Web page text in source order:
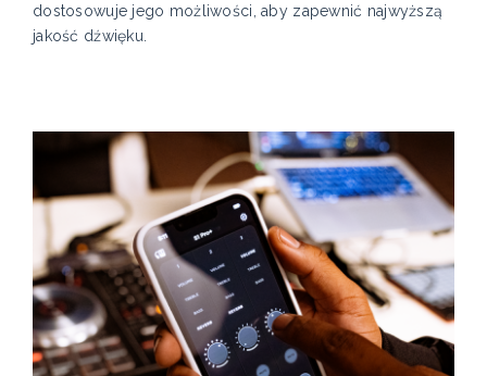
dostosowuje jego możliwości, aby zapewnić najwyższą
jakość dźwięku.